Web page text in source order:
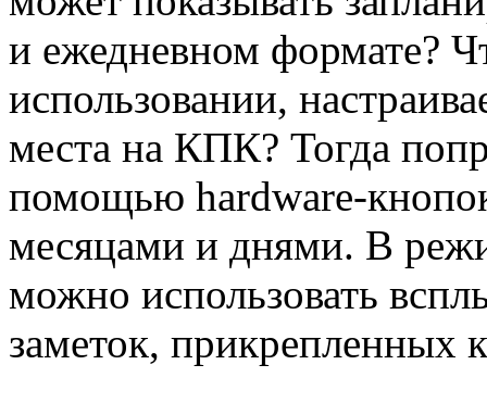
и ежедневном формате?
использовании,
места на КПК? Тогда
помощью hardware-
месяцами и днями. В
можно использовать
заметок, прикрепленных